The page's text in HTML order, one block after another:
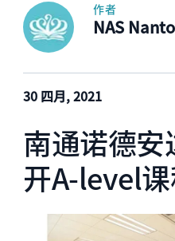
作者
NAS
30 四月, 2021
南通诺德
开A-level